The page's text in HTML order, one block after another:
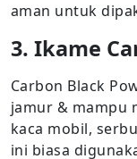
aman untuk
3. Ikame
Carbon Black
jamur & mampu
kaca mobil,
ini biasa